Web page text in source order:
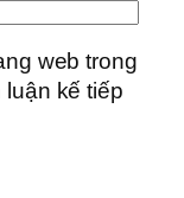
web trong
kế tiếp